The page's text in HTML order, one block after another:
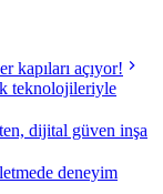
kapıları açıyor!
teknolojileriyle
dijital güven inşa
deneyim